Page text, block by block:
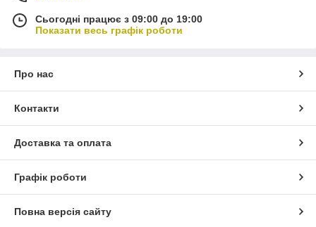
Сьогодні працює з 09:00 до 19:00
Показати весь графік роботи
Про нас
Контакти
Доставка та оплата
Графік роботи
Повна версія сайту